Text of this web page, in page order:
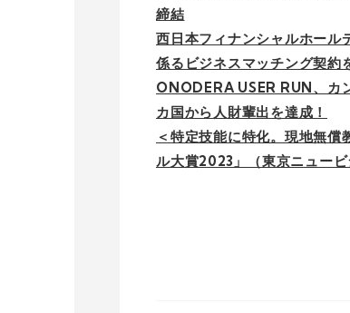
締結
西日本フィナンシャルホール
係るビジネスマッチング契約
ONODERA USER RUN、カ
カ国から人財輩出を達成！
＜特定技能に特化。現地無
ル大賞2023」（東京ニュー